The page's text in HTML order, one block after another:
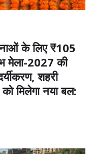
के लिए ₹105
मेला-2027 की
शहरी
मिलेगा नया बल: